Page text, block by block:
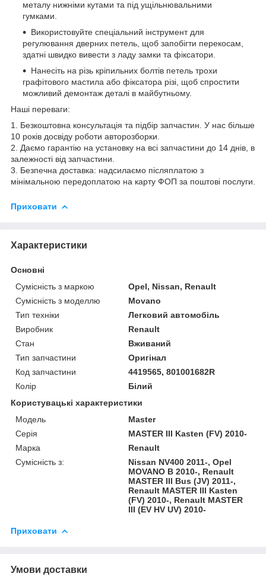
металу нижніми кутами та під ущільнювальними
гумками.
Використовуйте спеціальний інструмент для
регулювання дверних петель, щоб запобігти перекосам,
здатні швидко вивести з ладу замки та фіксатори.
Нанесіть на різь кріпильних болтів петель трохи
графітового мастила або фіксатора різі, щоб спростити
можливий демонтаж деталі в майбутньому.
Наші переваги:
1. Безкоштовна консультація та підбір запчастин. У нас більше
10 років досвіду роботи авторозборки.
2. Даємо гарантію на установку на всі запчастини до 14 днів, в
залежності від запчастини.
3. Безпечна доставка: надсилаємо післяплатою з
мінімальною передоплатою на карту ФОП за поштові послуги.
Приховати
Характеристики
Основні
Сумісність з маркою
Opel, Nissan, Renault
Сумісність з моделлю
Movano
Тип техніки
Легковий автомобіль
Виробник
Renault
Стан
Вживаний
Тип запчастини
Оригінал
Код запчастини
4419565, 801001682R
Колір
Білий
Користувацькі характеристики
Модель
Master
Серія
MASTER III Kasten (FV) 2010-
Марка
Renault
Сумісність з:
Nissan NV400 2011-, Opel
MOVANO B 2010-, Renault
MASTER III Bus (JV) 2011-,
Renault MASTER III Kasten
(FV) 2010-, Renault MASTER
III (EV HV UV) 2010-
Приховати
Умови доставки